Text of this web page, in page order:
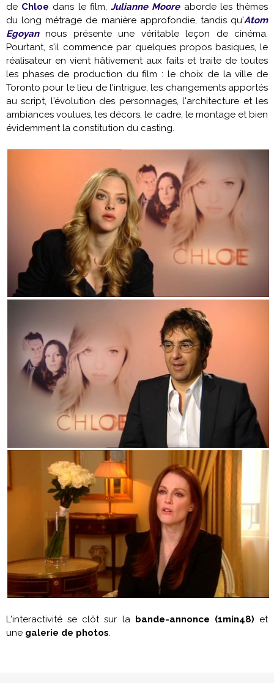
de Chloe dans le film,Julianne Mooreaborde les thèmes
du long métrage de manière approfondie, tandis qu'Atom
Egoyannous présente une véritable leçon de cinéma.
Pourtant, s'il commence par quelques propos basiques, le
réalisateur en vient hâtivement aux faits et traite de toutes
les phases de production du film : le choix de la ville de
Toronto pour le lieu de l'intrigue, les changements apportés
au script, l'évolution des personnages, l'architecture et les
ambiances voulues, les décors, le cadre, le montage et bien
évidemment la constitution du casting.
L'interactivité se clôt sur la bande-annonce (1min48) et
une galerie de photos.